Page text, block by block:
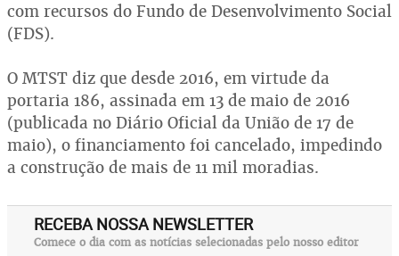
com recursos do Fundo de Desenvolvimento Social
(FDS).
O MTST diz que desde 2016, em virtude da
portaria 186, assinada em 13 de maio de 2016
(publicada no Diário Oficial da União de 17 de
maio), o financiamento foi cancelado, impedindo
a construção de mais de 11 mil moradias.
RECEBA NOSSA NEWSLETTER
Comece o dia com as notícias selecionadas pelo nosso editor